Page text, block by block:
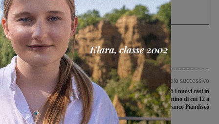
processo, lo stop ai sorpassi fra tir....
Articolo precedente
Elezioni provinciali, soddisfazione
delle tre valdarnesi, Elena Spadaccio,
Stella Scarnicci e Loriana Valoriani
elette consigliere
Articolo successivo
Covid-19, sono 35 i nuovi casi in
Valdarno aretino di cui 12 a
Castelfranco Piandiscò